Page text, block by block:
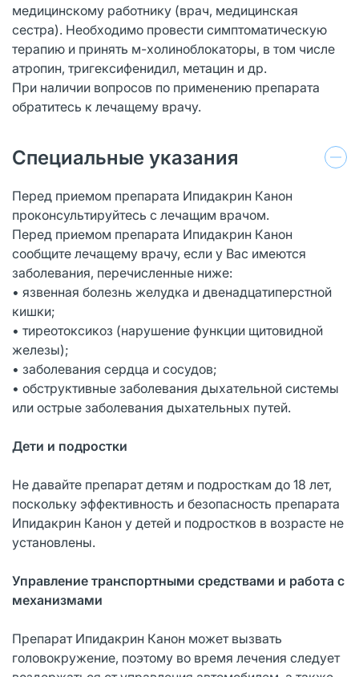
медицинскому работнику (врач, медицинская
сестра). Необходимо провести симптоматическую
терапию и принять м-холиноблокаторы, в том числе
атропин, тригексифенидил, метацин и др.
При наличии вопросов по применению препарата
обратитесь к лечащему врачу.
Специальные указания
Перед приемом препарата Ипидакрин Канон
проконсультируйтесь с лечащим врачом.
Перед приемом препарата Ипидакрин Канон
сообщите лечащему врачу, если у Вас имеются
заболевания, перечисленные ниже:
• язвенная болезнь желудка и двенадцатиперстной
кишки;
• тиреотоксикоз (нарушение функции щитовидной
железы);
• заболевания сердца и сосудов;
• обструктивные заболевания дыхательной системы
или острые заболевания дыхательных путей.
Дети и подростки
Не давайте препарат детям и подросткам до 18 лет,
поскольку эффективность и безопасность препарата
Ипидакрин Канон у детей и подростков в возрасте не
установлены.
Управление транспортными средствами и работа с
механизмами
Препарат Ипидакрин Канон может вызвать
головокружение, поэтому во время лечения следует